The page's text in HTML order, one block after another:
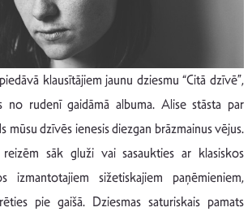
klausītājiem jaunu dziesmu “Citā dzīvē”,
no rudenī gaidāmā albuma. Alise stāsta par
mūsu dzīvēs ienesis diezgan brāzmainus vējus.
sāk gluži vai sasaukties ar klasiskos
izmantotajiem sižetiskajiem paņēmieniem,
pie gaišā. Dziesmas saturiskais pamats